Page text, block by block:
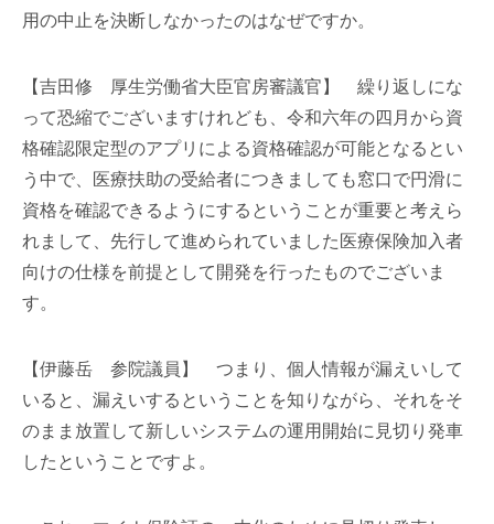
用の中止を決断しなかったのはなぜですか。
【吉田修 厚生労働省大臣官房審議官】 繰り返しにな
って恐縮でございますけれども、令和六年の四月から資
格確認限定型のアプリによる資格確認が可能となるとい
う中で、医療扶助の受給者につきましても窓口で円滑に
資格を確認できるようにするということが重要と考えら
れまして、先行して進められていました医療保険加入者
向けの仕様を前提として開発を行ったものでございま
す。
【伊藤岳 参院議員】 つまり、個人情報が漏えいして
いると、漏えいするということを知りながら、それをそ
のまま放置して新しいシステムの運用開始に見切り発車
したということですよ。